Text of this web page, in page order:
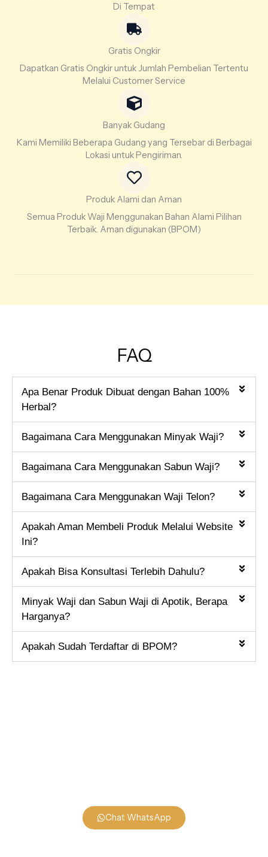
Di Tempat
Gratis Ongkir
Dapatkan Gratis Ongkir untuk Jumlah Pembelian Tertentu
Melalui Customer Service
Banyak Gudang
Kami Memiliki Beberapa Gudang yang Tersebar di Berbagai
Lokasi untuk Pengiriman.
Produk Alami dan Aman
Semua Produk Waji Menggunakan Bahan Alami Pilihan
Terbaik. Aman digunakan (BPOM)
FAQ
Apa Benar Produk Dibuat dengan Bahan 100%
Herbal?
Bagaimana Cara Menggunakan Minyak Waji?
Bagaimana Cara Menggunakan Sabun Waji?
Bagaimana Cara Menggunakan Waji Telon?
Apakah Aman Membeli Produk Melalui Website
Ini?
Apakah Bisa Konsultasi Terlebih Dahulu?
Minyak Waji dan Sabun Waji di Apotik, Berapa
Harganya?
Apakah Sudah Terdaftar di BPOM?
Chat WhatsApp